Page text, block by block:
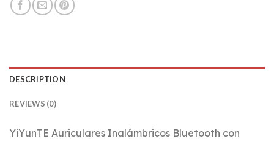
DESCRIPTION
REVIEWS (0)
YiYunTE Auriculares Inalámbricos Bluetooth con